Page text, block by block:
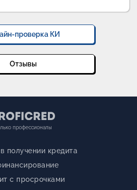
проверка КИ
Отзывы
профессионалы
получении кредита
с просрочками